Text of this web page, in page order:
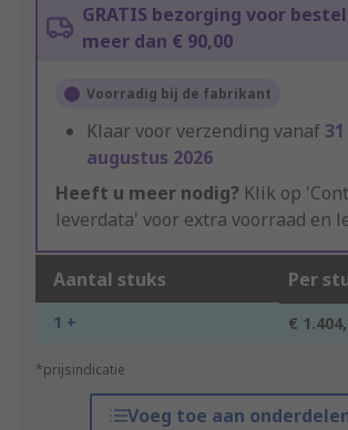
GRATIS bezorging voor
meer dan € 90,00
Voorradig bij de fabrikant
Klaar voor verzending vanaf31
augustus 2026
Heeft u meer nodig? Klik op
leverdata' voor extra voorraad en
Aantal stuks Per
1 + €
*prijsindicatie
Voeg toe aan